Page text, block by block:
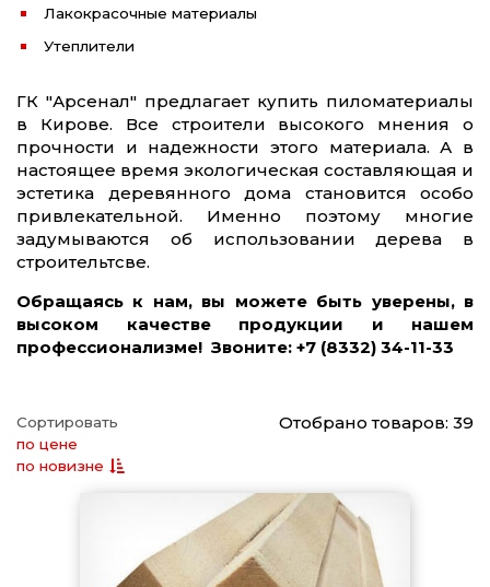
Лакокрасочные материалы
Утеплители
ГК "Арсенал" предлагает купить пиломатериалы
в Кирове. Все строители высокого мнения о
прочности и надежности этого материала. А в
настоящее время экологическая составляющая и
эстетика деревянного дома становится особо
привлекательной. Именно поэтому многие
задумываются об использовании дерева в
строительтсве.
Обращаясь к нам, вы можете быть уверены, в
высоком качестве продукции и нашем
профессионализме! Звоните: +7 (8332) 34-11-33
Отобрано товаров: 39
Сортировать
по цене
по новизне